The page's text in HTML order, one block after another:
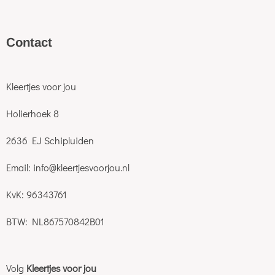
Contact
Kleertjes voor jou
Holierhoek 8
2636 EJ Schipluiden
Email: info@kleertjesvoorjou.nl
KvK: 96343761
BTW: NL867570842B01
Volg Kleertjes voor jou